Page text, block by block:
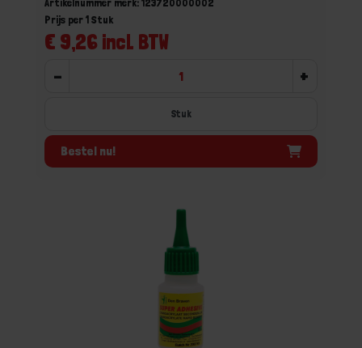
€ 9,26 incl. BTW
Prijs per 1 Stuk
- +
Stuk
Bestel nu!